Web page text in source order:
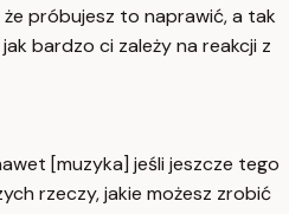
próbujesz to naprawić, a tak
bardzo ci zależy na reakcji z
[muzyka] jeśli jeszcze tego
rzeczy, jakie możesz zrobić